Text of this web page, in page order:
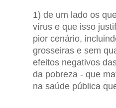
1) de um lado os
vírus e que isso
pior cenário,
grosseiras e sem
efeitos negativos
da pobreza - que
na saúde pública